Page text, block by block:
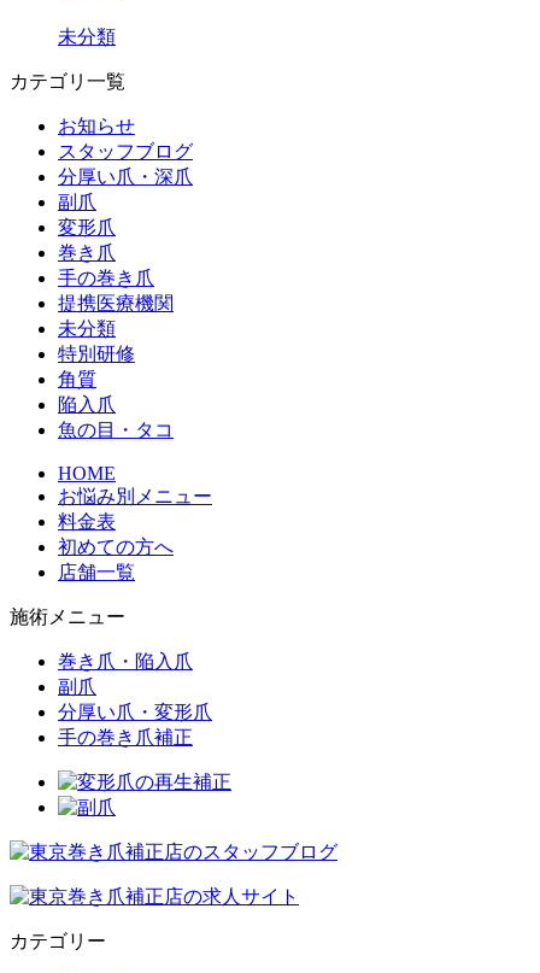
未分類
カテゴリ一覧
お知らせ
スタッフブログ
分厚い爪・深爪
副爪
変形爪
巻き爪
手の巻き爪
提携医療機関
未分類
特別研修
角質
陥入爪
魚の目・タコ
HOME
お悩み別メニュー
料金表
初めての方へ
店舗一覧
施術メニュー
巻き爪・陥入爪
副爪
分厚い爪・変形爪
手の巻き爪補正
カテゴリー